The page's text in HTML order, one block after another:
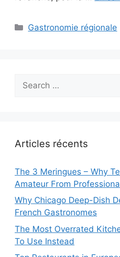
Categories
Gastronomie régionale
for:
Articles récents
The 3 Meringues – Why
Amateur From
Why Chicago Deep-Dish
French Gastronomes
The Most Overrated
To Use Instead